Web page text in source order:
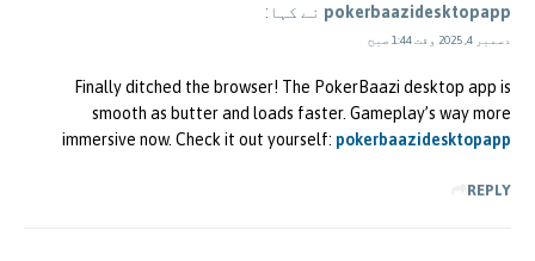
pokerbaazidesktopapp نے کہا:
دسمبر 4, 2025 وقت 1:44 صبح
Finally ditched the browser! The PokerBaazi desktop app is
smooth as butter and loads faster. Gameplay’s way more
immersive now. Check it out yourself: pokerbaazidesktopapp
REPLY